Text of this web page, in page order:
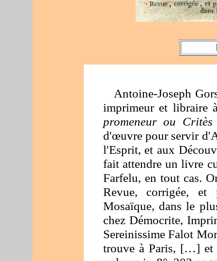
Antoine-Joseph
imprimeur et libraire
promeneur ou
d'œuvre pour servir
l'Esprit, et aux
fait attendre un livre
Farfelu, en tout cas.
Revue, corrigée, et
Mosaïque, dans le
chez Démocrite,
Sereinissime Falot
trouve à Paris, […] et